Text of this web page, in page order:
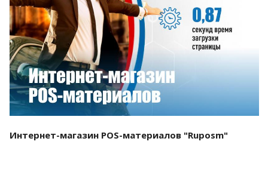
Смотреть проект
Интернет-магазин POS-материалов "Ruposm"